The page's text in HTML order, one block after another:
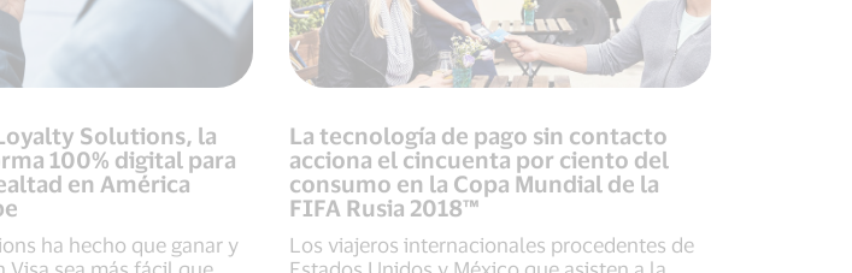
Solutions, la
100% digital para
en América
ha hecho que ganar y
La tecnología de pago sin contacto
acciona el cincuenta por ciento del
consumo en la Copa Mundial de la
FIFA Rusia 2018™
Los viajeros internacionales procedentes de